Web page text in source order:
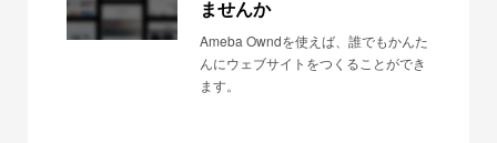
ませんか
Ameba Owndを使えば、誰でもかんた
んにウェブサイトをつくることができ
ます。